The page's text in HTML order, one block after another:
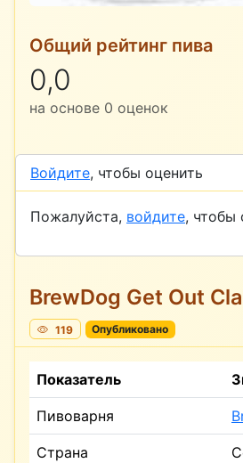
Общий рейтинг пива
0,0
на основе 0 оценок
Войдите, чтобы оценить
Пожалуйста, войдите, чтобы
BrewDog Get Out
119 Опубликовано
Показатель
Пивоварня
Страна